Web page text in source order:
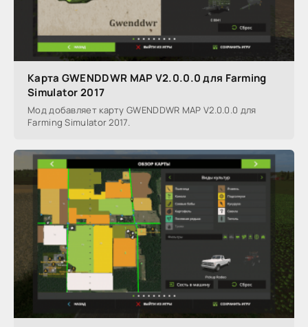
Карта GWENDDWR MAP V2.0.0.0 для Farming
Simulator 2017
Мод добавляет карту GWENDDWR MAP V2.0.0.0 для
Farming Simulator 2017.